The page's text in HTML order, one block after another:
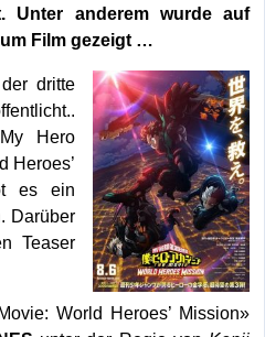
Unter anderem wurde auf
Film gezeigt …
dritte
Hero
Heroes’
es ein
Darüber
Teaser
World Heroes’ Mission»